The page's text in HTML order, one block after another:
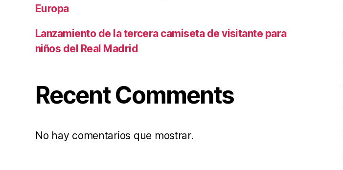
Europa
Lanzamiento de la tercera camiseta de visitante para
niños del Real Madrid
Recent Comments
No hay comentarios que mostrar.